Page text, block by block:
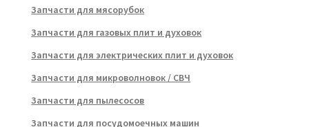
Запчасти для мясорубок
Запчасти для газовых плит и духовок
Запчасти для электрических плит и духовок
Запчасти для микроволновок / СВЧ
Запчасти для пылесосов
Запчасти для посудомоечных машин